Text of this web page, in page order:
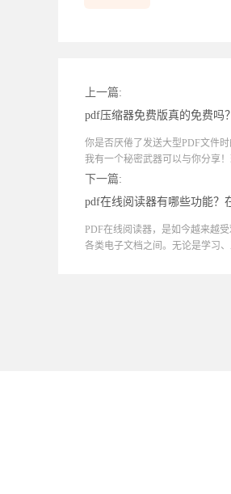
上一篇:
pdf压缩器免费版真的免费吗
你是否厌倦了发送大型PDF文件
我有一个秘密武器可以与你分享
下一篇:
pdf在线阅读器有哪些功能？
PDF在线阅读器，是如今越来越
各类电子文档之间。无论是学习